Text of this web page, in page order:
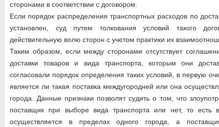
сторонами в соответствии с договором.
Если порядок распределения транспортных расходов по
установлен, суд путем толкования условий такого
действительную волю сторон с учетом практики их
Таким образом, если между сторонами отсутствует
доставки товаров и вида транспорта, которым они
согласовали порядок определения таких условий, в первую
является ли такая поставка междугородней или она
города. Данные признаки позволят судить о том, что
поставщик при выборе вида транспорта или нет, то есть
осуществляется в пределах одного города, а